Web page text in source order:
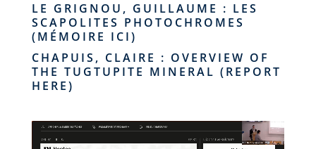
LE GRIGNOU, GUILLAUME : LES
SCAPOLITES PHOTOCHROMES
(MÉMOIRE ICI)
CHAPUIS, CLAIRE : OVERVIEW OF
THE TUGTUPITE MINERAL (REPORT
HERE)